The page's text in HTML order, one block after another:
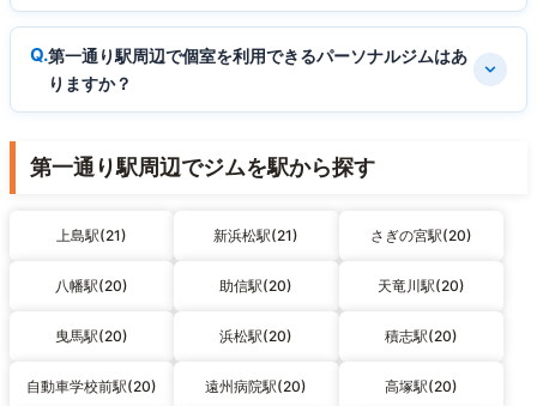
第一通り駅周辺で個室を利用できるパーソナルジムはあ
りますか？
第一通り駅周辺でジムを駅から探す
上島駅(21) 新浜松駅(21) さぎの宮駅(20)
八幡駅(20) 助信駅(20) 天竜川駅(20)
曳馬駅(20) 浜松駅(20) 積志駅(20)
自動車学校前駅(20) 遠州病院駅(20) 高塚駅(20)